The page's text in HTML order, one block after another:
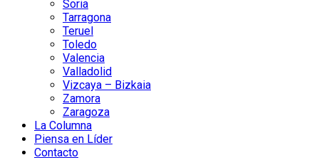
Soria
Tarragona
Teruel
Toledo
Valencia
Valladolid
Vizcaya – Bizkaia
Zamora
Zaragoza
La Columna
Piensa en Líder
Contacto